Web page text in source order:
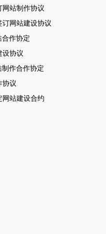
网站制作协议
网站建设协议
作协定
设协议
作合作协定
协议
网站建设合约